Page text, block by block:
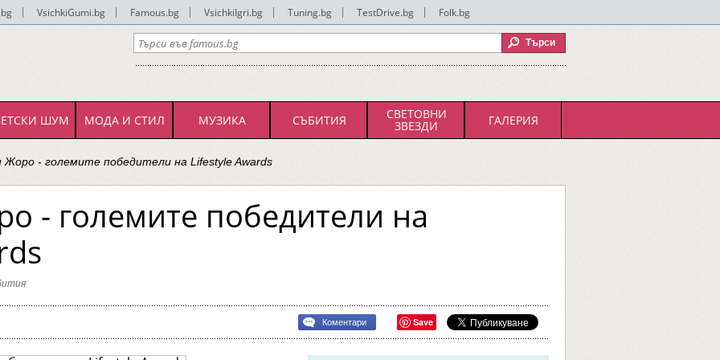
VsichkiGumi.bg Famous.bg VsichkiIgri.bg Tuning.bg TestDrive.bg Folk.bg
ШУМ МОДА И СТИЛ МУЗИКА СЪБИТИЯ СВЕТОВНИ
ЗВЕЗДИ ГАЛЕРИЯ
Жоро - големите победители на Lifestyle Awards
- големите победители на
Коментари Save